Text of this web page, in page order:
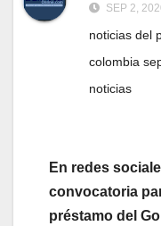
SEP 2,
noticias del
colombia
noticias
En redes
convocatoria
préstamo del